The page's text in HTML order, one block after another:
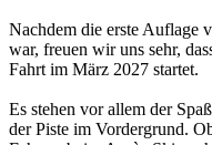
Nachdem die erste Auflage
war, freuen wir uns sehr,
Fahrt im März 2027 startet.
Es stehen vor allem der
der Piste im Vordergrund.